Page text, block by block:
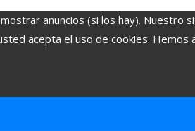
anuncios (si los hay). Nuestro
acepta el uso de cookies. Hemos